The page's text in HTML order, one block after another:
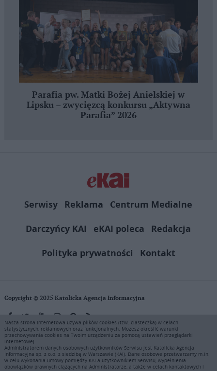
Parafia pw. Matki Bożej Anielskiej w
Lipsku – zwycięzcą konkursu „Aktywna
Parafia” 2026
Serwisy Reklama
Centrum Medialne
Darczyńcy KAI
eKAI poleca
Redakcja
Polityka prywatności
Kontakt
Copyright © 2025 Katolicka Agencja Informacyjna
KAI zastrzega wszelkie prawa do serwisu. Użytkownicy mogą pobierać
i drukować fragmenty zawartości serwisu internetowego www.ekai.pl
wyłącznie do użytku osobistego. Publikacja, rozpowszechnianie
zawartości niniejszego serwisu lub jej sprzedaż (także framing i in.
podobne metody), są bez uprzedniej pisemnej zgody KAI zabronione i
Nasza strona internetowa używa plików cookies (tzw. ciasteczka) w celach
statystycznych, reklamowych oraz funkcjonalnych. Możesz określić warunki
przechowywania cookies na Twoim urządzeniu za pomocą ustawień przeglądarki
internetowej.
Administratorem danych osobowych użytkowników Serwisu jest Katolicka Agencja
Informacyjna sp. z o.o. z siedzibą w Warszawie (KAI). Dane osobowe przetwarzamy m.in.
w celu wykonania umowy pomiędzy KAI a użytkownikiem Serwisu, wypełnienia
obowiązków prawnych ciążących na Administratorze, a także w celach kontaktowych i